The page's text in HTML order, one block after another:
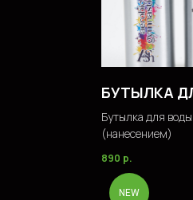
БУТЫЛКА
Бутылка для
(нанесением)
890 р.
NEW